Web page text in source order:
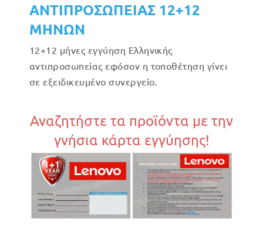
ΑΝΤΙΠΡΟΣΩΠΕΙΑΣ 12+12
ΜΗΝΩΝ
12+12 μήνες εγγύηση Ελληνικής
αντιπροσωπείας εφόσον η τοποθέτηση γίνει
σε εξειδικευμένο συνεργείο.
Αναζητήστε τα προϊόντα με την
γνήσια κάρτα εγγύησης!